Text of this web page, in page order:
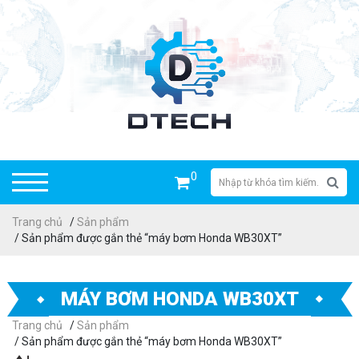
0
Trang chủ /Sản phẩm
/ Sản phẩm được gắn thẻ “máy bơm Honda WB30XT”
MÁY BƠM HONDA WB30XT
Trang chủ /Sản phẩm
/ Sản phẩm được gắn thẻ “máy bơm Honda WB30XT”